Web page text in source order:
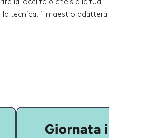
la località o che sia la tua
tecnica, il maestro adatterà
Giornata intera